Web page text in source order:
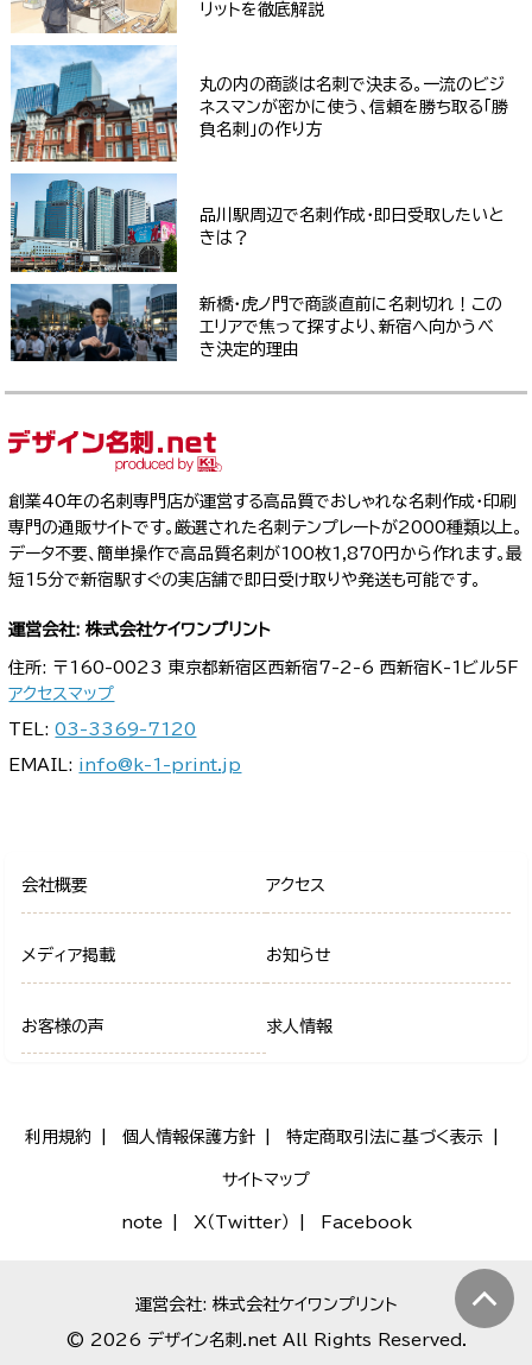
リットを徹底解説
丸の内の商談は名刺で決まる。一流のビジ
ネスマンが密かに使う、信頼を勝ち取る「勝
負名刺」の作り方
品川駅周辺で名刺作成・即日受取したいと
きは？
新橋・虎ノ門で商談直前に名刺切れ！この
エリアで焦って探すより、新宿へ向かうべ
き決定的理由
創業40年の名刺専門店が運営する高品質でおしゃれな名刺作成・印刷
専門の通販サイトです。厳選された名刺テンプレートが2000種類以上。
データ不要、簡単操作で高品質名刺が100枚1,870円から作れます。最
短15分で新宿駅すぐの実店舗で即日受け取りや発送も可能です。
運営会社: 株式会社ケイワンプリント
住所: 〒160-0023 東京都新宿区西新宿7-2-6 西新宿K-1ビル5F
アクセスマップ
TEL:03-3369-7120
EMAIL: info@k-1-print.jp
会社概要 アクセス
メディア掲載 お知らせ
お客様の声 求人情報
利用規約 個人情報保護方針 特定商取引法に基づく表示
サイトマップ
note X（Twitter） Facebook
運営会社: 株式会社ケイワンプリント
© 2026 デザイン名刺.net All Rights Reserved.